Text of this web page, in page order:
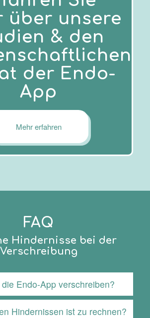
über unsere
& den
der Endo-
App
Mehr erfahren
FAQ
Hindernisse bei der
Verschreibung
Endo-App verschreiben?
Hindernissen ist zu rechnen?